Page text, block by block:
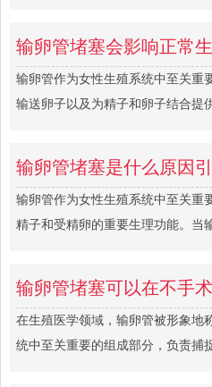
输卵管堵塞会影响正常
输卵管作为女性生殖系统中至关重
输送卵子以及为精子和卵子结合提
输卵管堵塞是什么原因
输卵管作为女性生殖系统中至关重
精子和受精卵的重要生理功能。当
输卵管堵塞可以在不手
在生殖医学领域，输卵管被形象地
统中至关重要的组成部分，负责捕